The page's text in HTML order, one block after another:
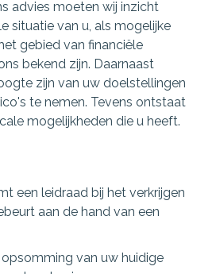
advies moeten wij inzicht
situatie van u, als mogelijke
gebied van financiële
bekend zijn. Daarnaast
zijn van uw doelstellingen
te nemen. Tevens ontstaat
mogelijkheden die u heeft.
een leidraad bij het verkrijgen
aan de hand van een
van uw huidige